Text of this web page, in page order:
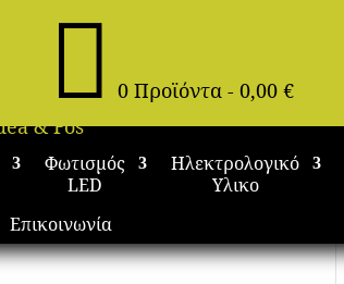
 0 Προϊόντα - 0,00€
Φωτισμός
LED
Ηλεκτρολογικό
Υλικο
Επικοινωνία